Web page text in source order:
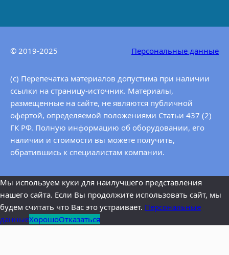
забор воды из открытого водоема и обеспечивает ее
потребителю. При необходимости осуществления
может осуществляться до бустерных станций, которые в
свою…
© 2019-2025 Персональные данные
(c) Перепечатка материалов допустима при наличии
ссылки на страницу-источник. Материалы,
размещенные на сайте, не являются публичной
офертой, определяемой положениями Статьи 437 (2)
ГК РФ. Полную информацию об оборудовании, его
наличии и стоимости вы можете получить,
обратившись к специалистам компании.
Мы используем куки для наилучшего представления
нашего сайта. Если Вы продолжите использовать сайт, мы
будем считать что Вас это устраивает. Персональные
данныеХорошоОтказаться